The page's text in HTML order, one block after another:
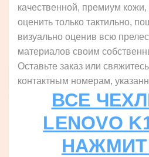
качественной, премиум
оценить только тактильно,
визуально оценив всю
материалов своим
Оставьте заказ или
контактным номерам,
ВСЕ
LENOVO